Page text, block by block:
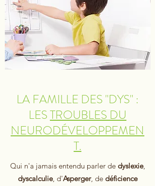
LA FAMILLE DES "DYS" :
LESTROUBLES DU
NEURODÉVELOPPEMEN
T.
Qui n'a jamais entendu parler de dyslexie,
dyscalculie, d'Asperger, de déficience